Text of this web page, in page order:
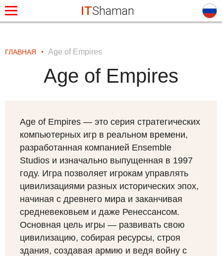
ITShaman
ГЛАВНАЯ Age of Empires
Age of Empires
Age of Empires — это серия стратегических
компьютерных игр в реальном времени,
разработанная компанией Ensemble
Studios и изначально выпущенная в 1997
году. Игра позволяет игрокам управлять
цивилизациями разных исторических эпох,
начиная с древнего мира и заканчивая
средневековьем и даже Ренессансом.
Основная цель игры — развивать свою
цивилизацию, собирая ресурсы, строя
здания, создавая армию и ведя войну с